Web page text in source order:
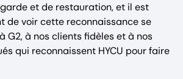
et de restauration, et il est
de voir cette reconnaissance se
G2, à nos clients fidèles et à nos
qui reconnaissent HYCU pour faire